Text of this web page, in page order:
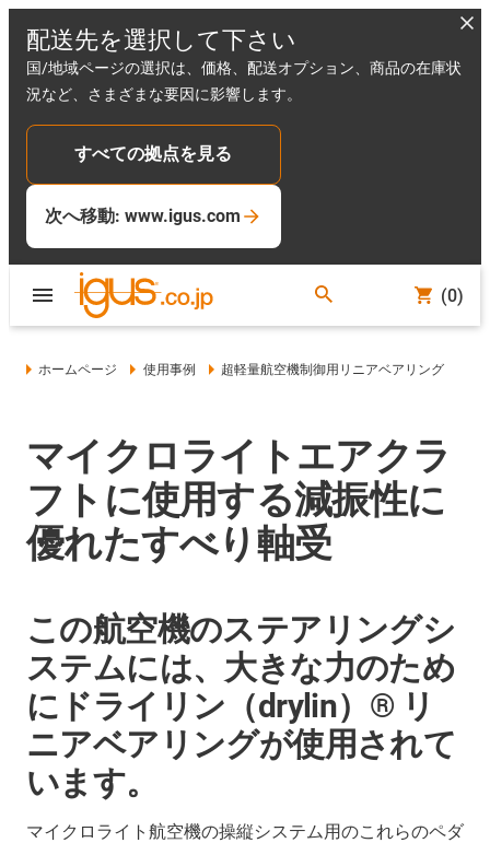
配送先を選択して下さい
国/地域ページの選択は、価格、配送オプション、商品の在庫状
況など、さまざまな要因に影響します。
すべての拠点を見る
次へ移動: www.igus.com
(0)
ホームページ 使用事例 超軽量航空機制御用リニアベアリング
マイクロライトエアクラ
フトに使用する減振性に
優れたすべり軸受
この航空機のステアリングシ
ステムには、大きな力のため
にドライリン（drylin）® リ
ニアベアリングが使用されて
います。
マイクロライト航空機の操縦システム用のこれらのペダ